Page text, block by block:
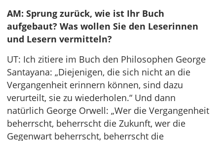
AM: Sprung zurück, wie ist Ihr Buch
aufgebaut? Was wollen Sie den Leserinnen
und Lesern vermitteln?
UT: Ich zitiere im Buch den Philosophen George
Santayana: „Diejenigen, die sich nicht an die
Vergangenheit erinnern können, sind dazu
verurteilt, sie zu wiederholen.“ Und dann
natürlich George Orwell: „Wer die Vergangenheit
beherrscht, beherrscht die Zukunft, wer die
Gegenwart beherrscht, beherrscht die